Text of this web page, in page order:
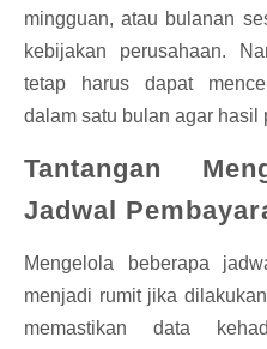
mingguan, atau bulanan
kebijakan perusahaan.
tetap harus dapat
dalam satu bulan agar hasil
Tantangan
Jadwal
Mengelola beberapa
menjadi rumit jika
memastikan data